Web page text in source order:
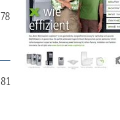
78
81